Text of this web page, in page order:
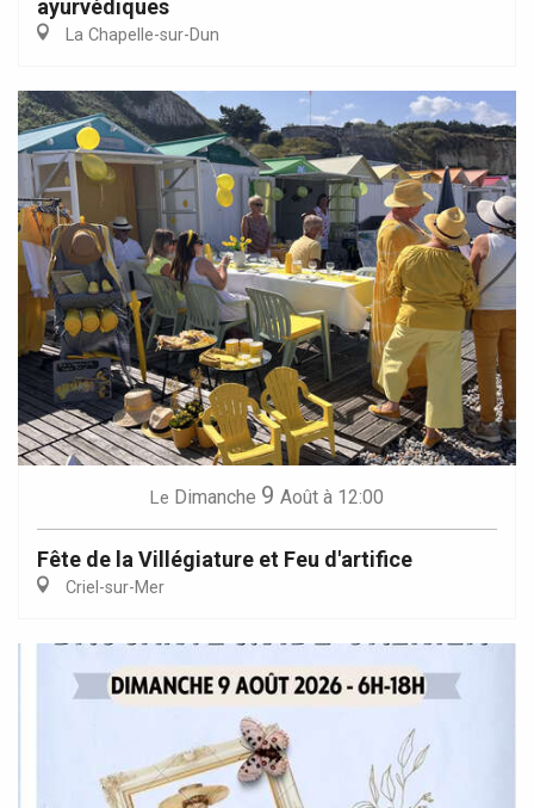
ayurvédiques
La Chapelle-sur-Dun
Le Dimanche 9 Août à 12:00
Fête de la Villégiature et Feu d'artifice
Criel-sur-Mer